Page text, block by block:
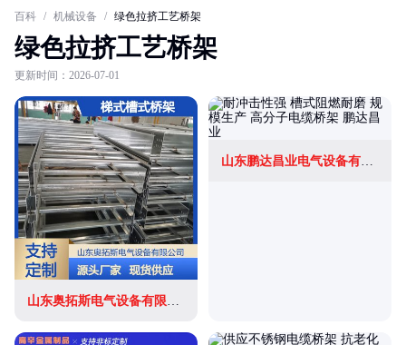
百科 / 机械设备 / 绿色拉挤工艺桥架
绿色拉挤工艺桥架
更新时间：2026-07-01
山东奥拓斯电气设备有限公司
山东鹏达昌业电气设备有限公司